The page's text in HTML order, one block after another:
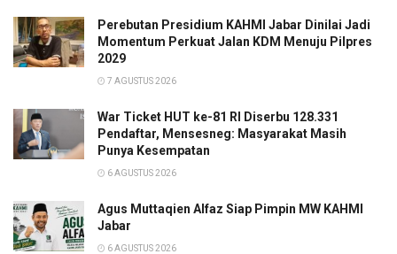
Perebutan Presidium KAHMI Jabar Dinilai Jadi
Momentum Perkuat Jalan KDM Menuju Pilpres
2029
7 AGUSTUS 2026
War Ticket HUT ke-81 RI Diserbu 128.331
Pendaftar, Mensesneg: Masyarakat Masih
Punya Kesempatan
6 AGUSTUS 2026
Agus Muttaqien Alfaz Siap Pimpin MW KAHMI
Jabar
6 AGUSTUS 2026